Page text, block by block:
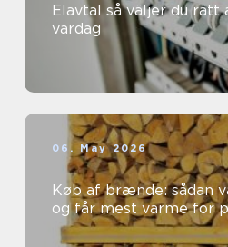
Elavtal så väljer du rätt avtal för din
vardag
06. May 2026
Køb af brænde: sådan
og får mest varme for